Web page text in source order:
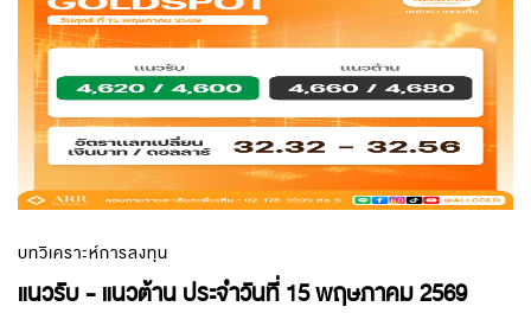
บทวิเคราะห์การลงทุน
แนวรับ - แนวต้าน ประจำวันที่ 15 พฤษภาคม 2569